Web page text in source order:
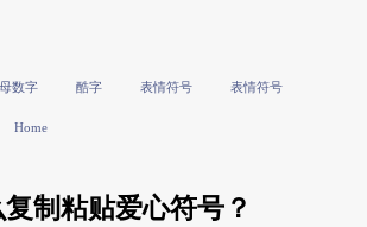
数字 酷字 表情符号 表情符号
Home
制粘贴爱心符号？